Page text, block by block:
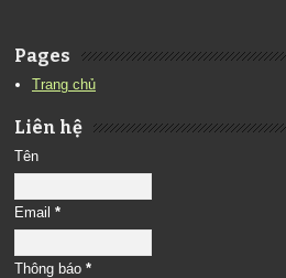
Pages
Trang chủ
Liên hệ
Tên
Email *
Thông báo *